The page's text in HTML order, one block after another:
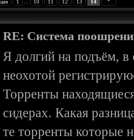
1 10 11 12 13 14
RE: Система
Я долгий на подъём,
неохотой
Торренты
сидерах. Какая
те торренты которые